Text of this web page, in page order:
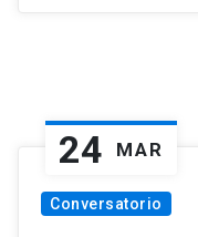
24 MAR
Conversatorio